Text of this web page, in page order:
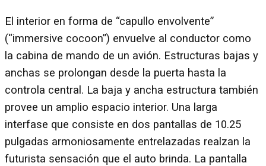
El interior en forma de “capullo envolvente”
(“immersive cocoon”) envuelve al conductor como
la cabina de mando de un avión. Estructuras bajas y
anchas se prolongan desde la puerta hasta la
controla central. La baja y ancha estructura también
provee un amplio espacio interior. Una larga
interfase que consiste en dos pantallas de 10.25
pulgadas armoniosamente entrelazadas realzan la
futurista sensación que el auto brinda. La pantalla